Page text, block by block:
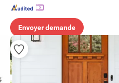
Envoyer demande